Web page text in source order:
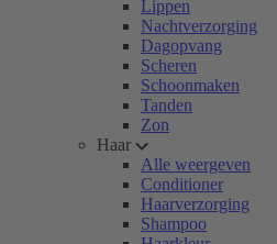
Lippen
Nachtverzorging
Dagopvang
Scheren
Schoonmaken
Tanden
Zon
Haar
Alle weergeven
Conditioner
Haarverzorging
Shampoo